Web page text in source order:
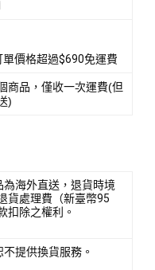
價格超過$690免運費
商品，僅收一次運費(但
)
海外直送，退貨時境
貨處理費（新臺幣95
扣除之權利。
提供換貨服務。